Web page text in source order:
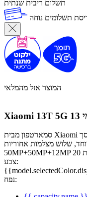
תשלום ריבית שנתית
תשלומים נוחה
המוצר אזל מהמלאי
Xiaomi 13T 5G
סמארטפון מבית Xiaomi בעל מסך AMOLED בגודל 6.67 אינץ', מעבד
שלוש מצלמות אחוריות
צבע:
נפח: